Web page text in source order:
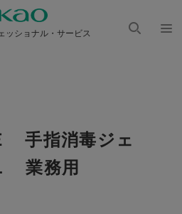
ッショナル・サービス
手指消毒ジェ
業務用